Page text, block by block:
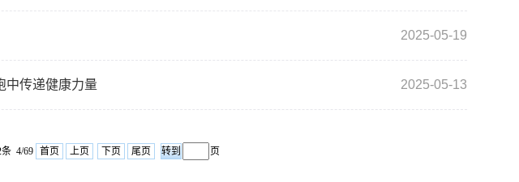
2025-05-19
2025-05-13
中传递健康力量
条 4/69 首页 上页 下页 尾页 页